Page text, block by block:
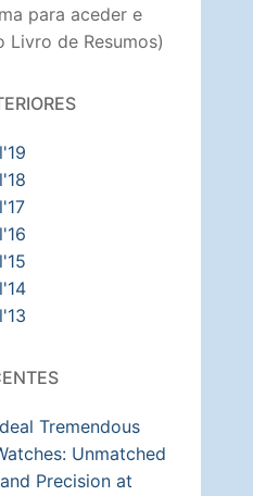
para aceder e
Livro de Resumos)
Tremendous
Unmatched
Precision at